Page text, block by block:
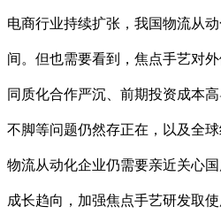
电商行业持续扩张，我国物流从
间。但也需要看到，焦点手艺对
同质化合作严沉、前期投资成本
不脚等问题仍然存正在，以及全
物流从动化企业仍需要亲近关心
成长趋向，加强焦点手艺研发取